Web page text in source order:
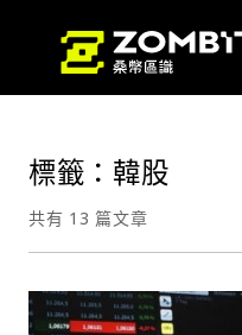
標籤：韓股
共有 13 篇文章